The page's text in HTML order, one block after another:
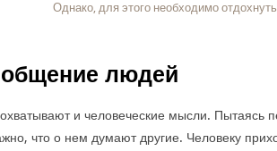
Однако, для этого необходимо
людей
и человеческие мысли. Пытаясь
что о нем думают другие. Человеку